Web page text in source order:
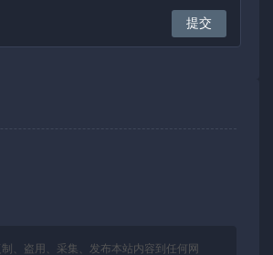
、盗用、采集、发布本站内容到任何网